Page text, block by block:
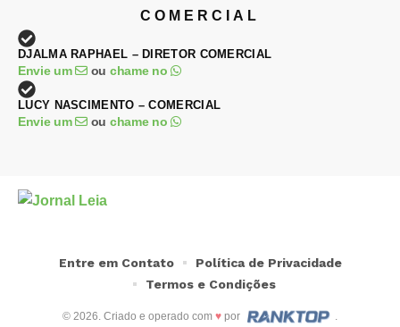
COMERCIAL
DJALMA RAPHAEL – DIRETOR COMERCIAL
Envie um ou chame no
LUCY NASCIMENTO – COMERCIAL
Envie um ou chame no
© 2026. Criado e operado com ♥ por .
Entre em Contato
Política de Privacidade
Termos e Condições